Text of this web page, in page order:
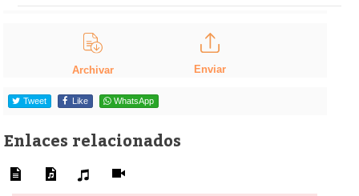
Archivar Enviar
Tweet Like WhatsApp
Enlaces relacionados